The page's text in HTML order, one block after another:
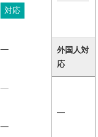
対応
―
―
―
外国人対
応
―